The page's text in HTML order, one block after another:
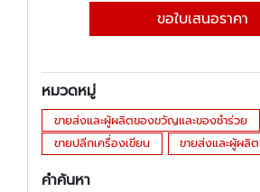
ขอใบเสนอราคา
หมวดหมู่
ขายส่งและผู้ผลิตของขวัญและของชำร่วย
ขายปลีกเครื่องเขียน
ขายส่งและผู้ผลิ
คำค้นหา